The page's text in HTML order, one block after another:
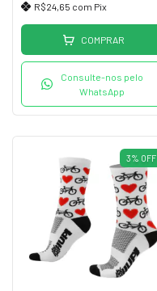
R$24,65 com Pix
COMPRAR
Consulte-nos pelo
WhatsApp
3% OFF